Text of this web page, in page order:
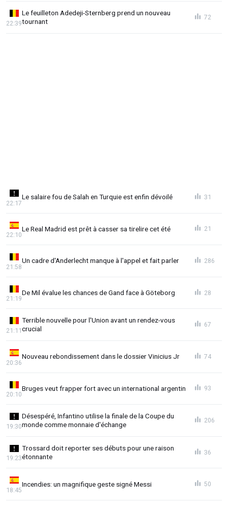
Le feuilleton Adedeji-Sternberg prend un nouveau
tournant
22:39
72
Le salaire fou de Salah en Turquie est enfin dévoilé
22:17
31
Le Real Madrid est prêt à casser sa tirelire cet été
22:10
21
Un cadre d'Anderlecht manque à l'appel et fait parler
21:58
286
De Mil évalue les chances de Gand face à Göteborg
21:19
28
Terrible nouvelle pour l'Union avant un rendez-vous
crucial
21:11
67
Nouveau rebondissement dans le dossier Vinicius Jr
20:36
74
Bruges veut frapper fort avec un international argentin
20:10
93
Désespéré, Infantino utilise la finale de la Coupe du
monde comme monnaie d'échange
19:30
206
Trossard doit reporter ses débuts pour une raison
étonnante
19:23
36
Incendies: un magnifique geste signé Messi
18:45
50